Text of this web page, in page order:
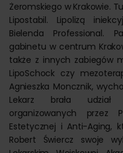
Żeromskiego w Krakowie.
Lipostabil. Lipolizą
Bielenda Professional.
gabinetu w centrum
także z innych zabiegów
LipoSchock czy
Agnieszka Moncznik,
Lekarz brała udział
organizowanych przez
Estetycznej i Anti-Aging,
Robert Świercz swoje